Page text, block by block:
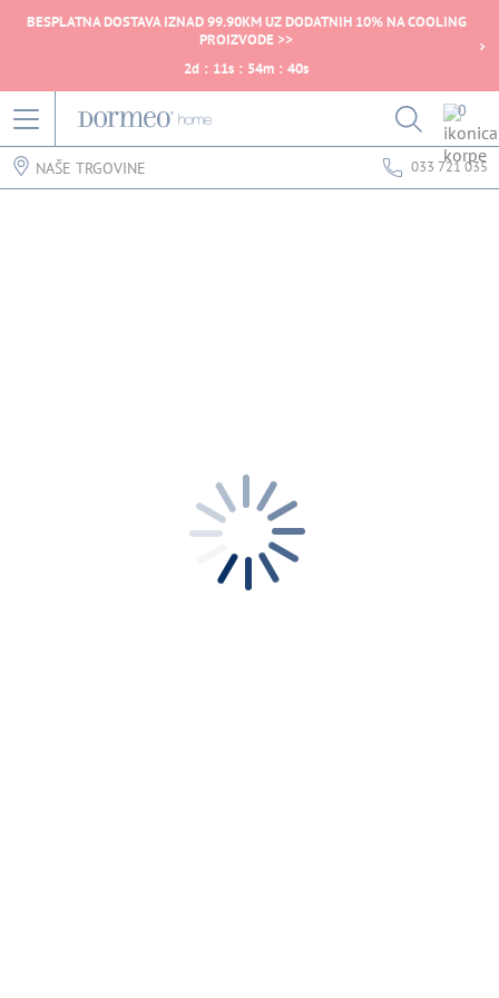
BESPLATNA DOSTAVA IZNAD 99.90KM UZ DODATNIH 10% NA COOLING
PROIZVODE >>
2d : 11s : 54m : 40s
0
NAŠE TRGOVINE 033 721 035